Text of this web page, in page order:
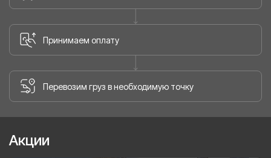
Принимаем оплату
Перевозим груз в необходимую точку
Акции